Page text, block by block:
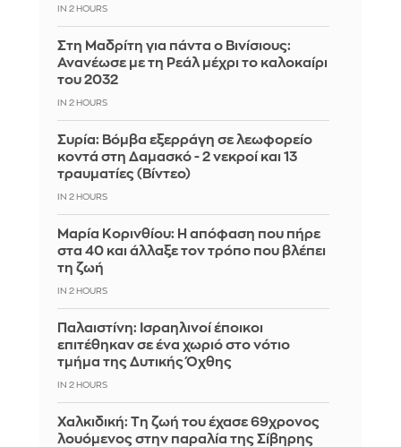
IN 2 HOURS
Στη Μαδρίτη για πάντα ο Βινίσιους:
Ανανέωσε με τη Ρεάλ μέχρι το καλοκαίρι
του 2032
IN 2 HOURS
Συρία: Βόμβα εξερράγη σε λεωφορείο
κοντά στη Δαμασκό - 2 νεκροί και 13
τραυματίες (Βίντεο)
IN 2 HOURS
Μαρία Κορινθίου: Η απόφαση που πήρε
στα 40 και άλλαξε τον τρόπο που βλέπει
τη ζωή
IN 2 HOURS
Παλαιστίνη: Ισραηλινοί έποικοι
επιτέθηκαν σε ένα χωριό στο νότιο
τμήμα της Δυτικής Όχθης
IN 2 HOURS
Χαλκιδική: Τη ζωή του έχασε 69χρονος
λουόμενος στην παραλία της Σίβηρης